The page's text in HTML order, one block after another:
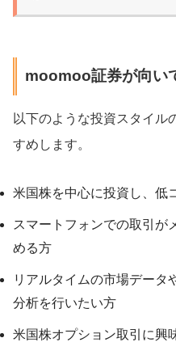
moomoo証券が向い
以下のような投資スタイル
すめします。
米国株を中心に投資し、低
スマートフォンでの取引が
める方
リアルタイムの市場データ
分析を行いたい方
米国株オプション取引に興